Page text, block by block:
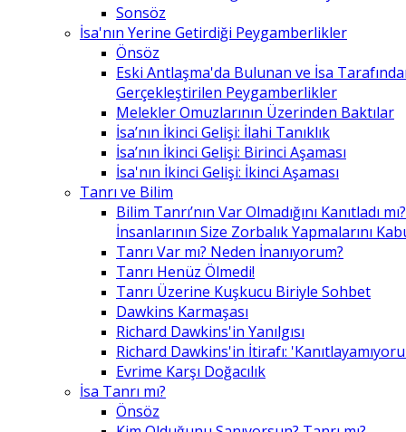
Sonsöz
İsa'nın Yerine Getirdiği Peygamberlikler
Önsöz
Eski Antlaşma'da Bulunan ve İsa
Gerçekleştirilen Peygamberlikler
Melekler Omuzlarının Üzerinden Baktılar
İsa’nın İkinci Gelişi: İlahi Tanıklık
İsa’nın İkinci Gelişi: Birinci Aşaması
İsa'nın İkinci Gelişi: İkinci Aşaması
Tanrı ve Bilim
Bilim Tanrı’nın Var Olmadığını Kanıtladı
İnsanlarının Size Zorbalık Yapmalarını
Tanrı Var mı? Neden İnanıyorum?
Tanrı Henüz Ölmedi!
Tanrı Üzerine Kuşkucu Biriyle Sohbet
Dawkins Karmaşası
Richard Dawkins'in Yanılgısı
Richard Dawkins'in İtirafı:
Evrime Karşı Doğacılık
İsa Tanrı mı?
Önsöz